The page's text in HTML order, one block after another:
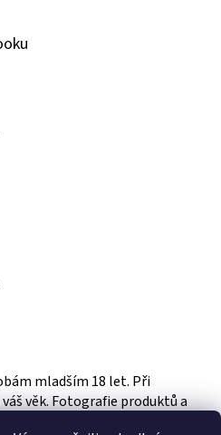
mladším 18 let. Při
věk. Fotografie produktů a